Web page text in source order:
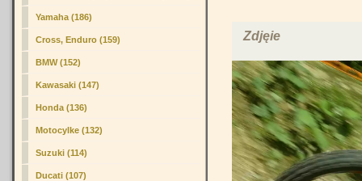
Yamaha (186)
Cross, Enduro (159)
BMW (152)
Kawasaki (147)
Honda (136)
Motocylke (132)
Suzuki (114)
Ducati (107)
Zdjęie